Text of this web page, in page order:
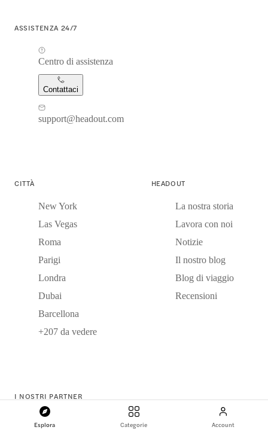
Esplora Categorie Account
ASSISTENZA 24/7
Centro di assistenza
Contattaci
support@headout.com
CITTÀ
New York
Las Vegas
Roma
Parigi
Londra
Dubai
Barcellona
+207 da vedere
HEADOUT
La nostra storia
Lavora con noi
Notizie
Il nostro blog
Blog di viaggio
Recensioni
I NOSTRI PARTNER
Fornitori di esperienze